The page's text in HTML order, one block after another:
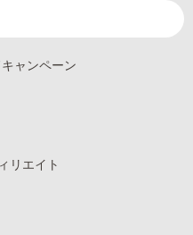
ャンペーン
リエイト